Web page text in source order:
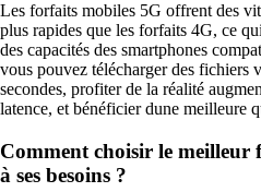
Les forfaits mobiles 5G offrent des
plus rapides que les forfaits 4G, ce
des capacités des smartphones
vous pouvez télécharger des fichiers
secondes, profiter de la réalité
latence, et bénéficier dune meilleure
Comment choisir le
à ses besoins ?